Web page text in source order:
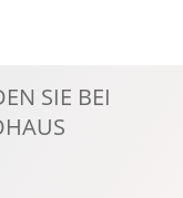
SIE BEI